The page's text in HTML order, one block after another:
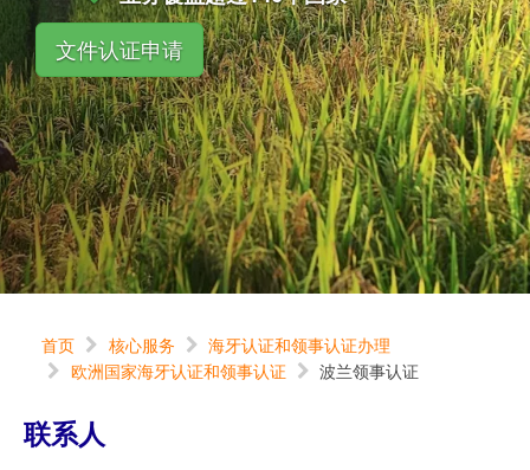
文件认证申请
首页 核心服务
海牙认证和领事认证办理
欧洲国家海牙认证和领事认证
波兰领事认证
联系人